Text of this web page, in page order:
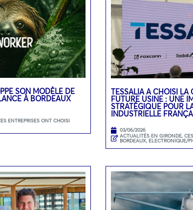
SON MODÈLE DE
À BORDEAUX
ENTREPRISES ONT CHOISI
TESSALIA A CHOISI LA
FUTURE USINE : UNE
STRATÉGIQUE POUR
INDUSTRIELLE
03/06/2026
ACTUALITÉS EN GIRONDE,
BORDEAUX, ELECTRONIQUE/